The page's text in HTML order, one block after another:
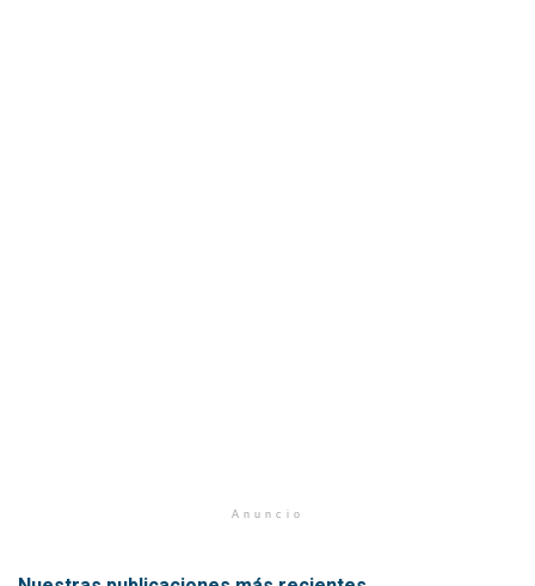
Anuncio